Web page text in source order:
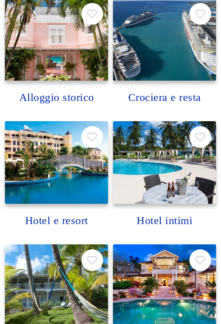
Alloggio storico Crociera e resta
Hotel e resort Hotel intimi